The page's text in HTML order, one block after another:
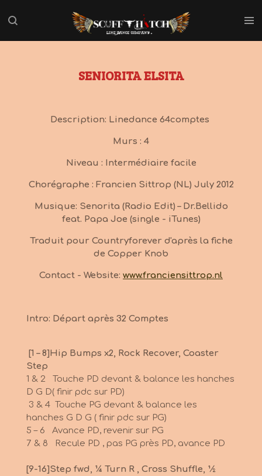
au
SENIORITA ELSITA
Description: Linedance 64comptes
Murs : 4
Niveau : Intermédiaire facile
Chorégraphe : Francien Sittrop (NL) July 2012
Musique: Senorita (Radio Edit) – Dr.Bellido
feat. Papa Joe (single - iTunes)
Traduit pour Countryforever d'après la fiche
de Copper Knob
Contact - Website: www.franciensittrop.nl
Intro: Départ après 32 Comptes
[1 – 8]Hip Bumps x2, Rock Recover, Coaster
Step
1 & 2 Touche PD devant & balance les hanches
D G D( finir pdc sur PD)
3 & 4 Touche PG devant & balance les
hanches G D G ( finir pdc sur PG)
5 – 6 Avance PD, revenir sur PG
7 & 8 Recule PD , pas PG près PD, avance PD
[9-16]Step fwd, ¼ Turn R , Cross Shuffle, ½